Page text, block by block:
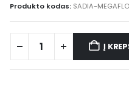
Produkto kodas: SADIA-
Į
Alternative: